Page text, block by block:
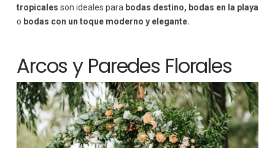
tropicales son ideales para bodas destino, bodas en la playa
o bodas con un toque moderno y elegante.
Arcos y Paredes Florales